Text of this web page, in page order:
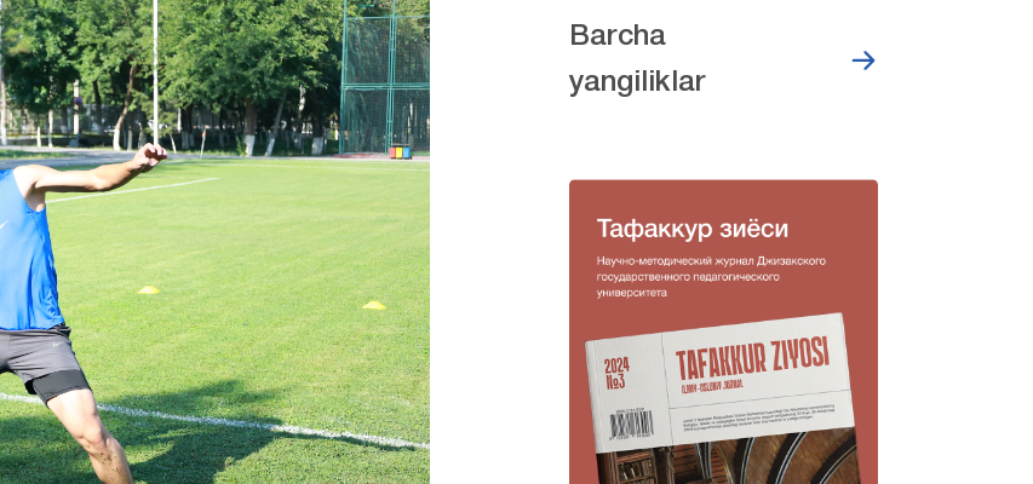
Barcha
yangiliklar